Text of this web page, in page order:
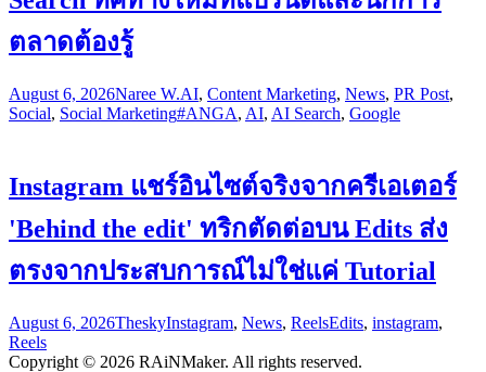
ตลาดต้องรู้
August 6, 2026Naree W.AI, Content Marketing, News, PR Post,
Social, Social Marketing#ANGA, AI, AI Search, Google
Instagram แชร์อินไซต์จริงจากครีเอเตอร์
'Behind the edit' ทริกตัดต่อบน Edits ส่ง
ตรงจากประสบการณ์ไม่ใช่แค่ Tutorial
August 6, 2026TheskyInstagram, News, ReelsEdits, instagram,
Reels
Copyright © 2026 RAiNMaker. All rights reserved.